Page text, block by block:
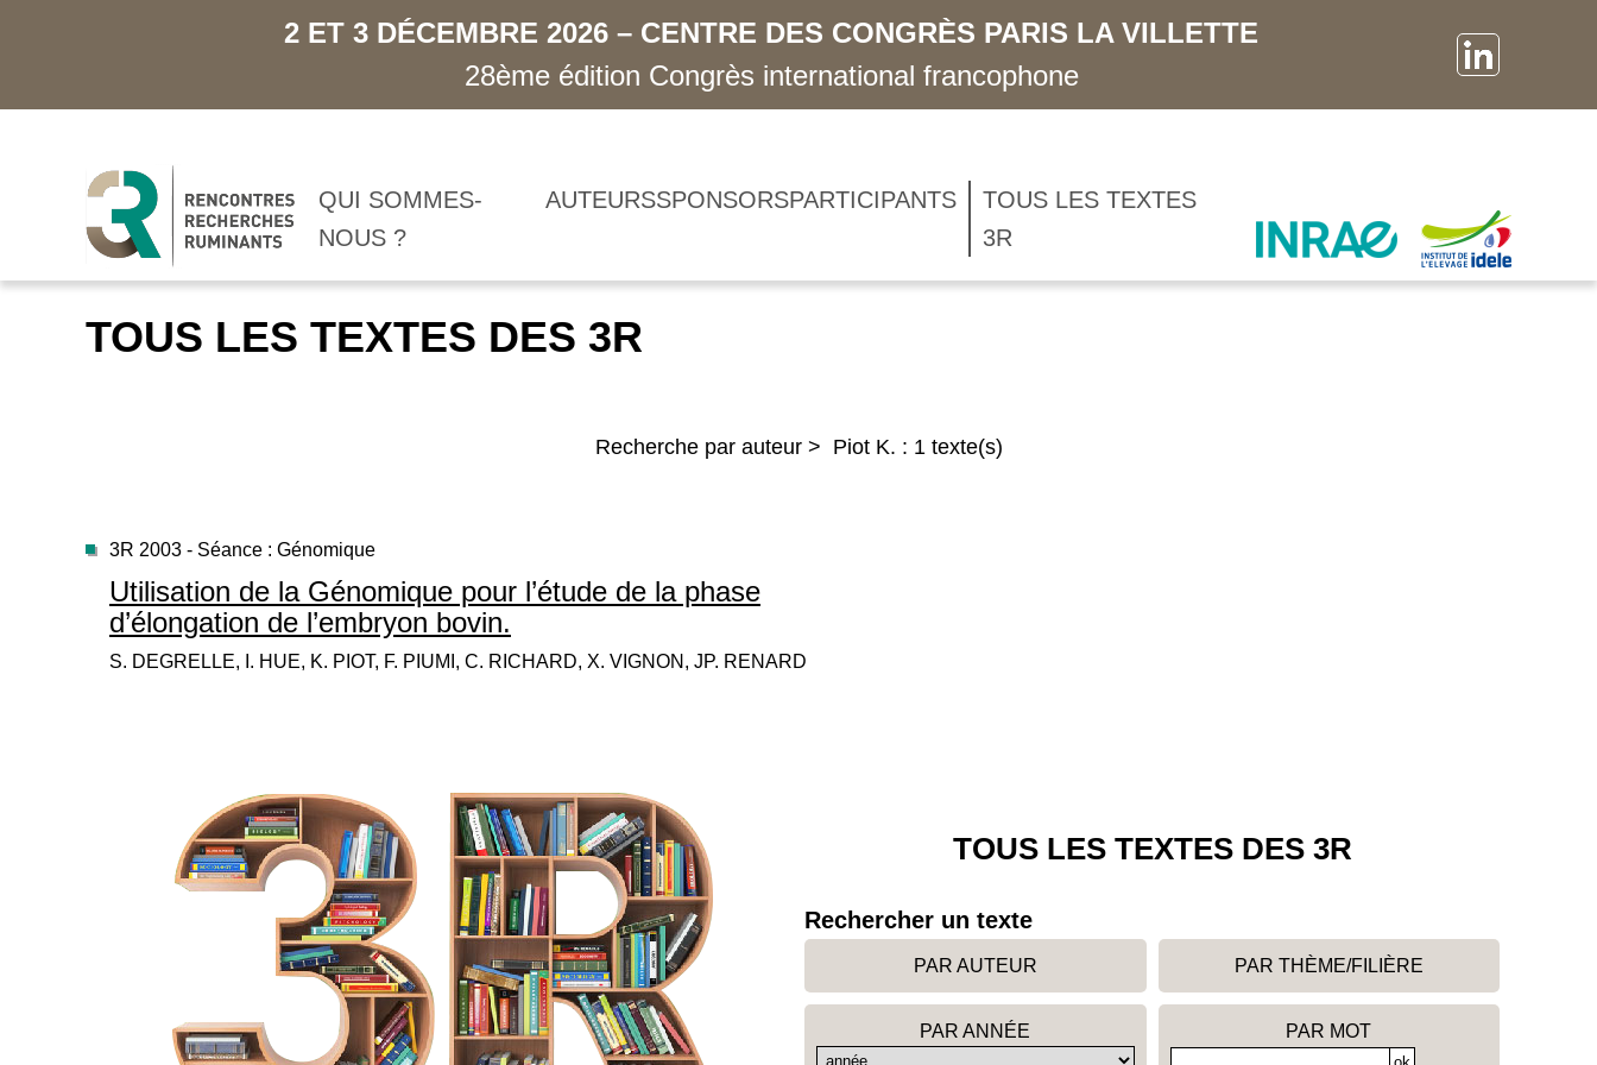
2 ET 3 DÉCEMBRE 2026 – CENTRE DES CONGRÈS PARIS LA VILLETTE
28ème édition Congrès international francophone
QUI SOMMES-
NOUS ?
AUTEURSSPONSORSPARTICIPANTS
TOUS LES TEXTES
3R
TOUS LES TEXTES DES 3R
Recherche par auteur > Piot K. : 1 texte(s)
3R 2003 - Séance : Génomique
Utilisation de la Génomique pour l’étude de la phase
d’élongation de l’embryon bovin.
S. DEGRELLE, I. HUE, K. PIOT, F. PIUMI, C. RICHARD, X. VIGNON, JP. RENARD
TOUS LES TEXTES DES 3R
Rechercher un texte
PAR AUTEUR PAR THÈME/FILIÈRE
PAR ANNÉE PAR MOT